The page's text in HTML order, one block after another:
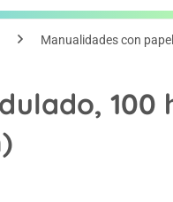
Manualidades con papel
100